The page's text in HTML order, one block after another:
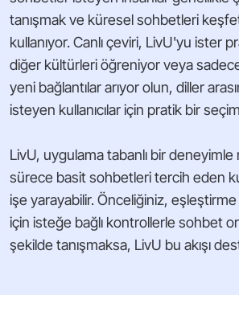
tanışmak ve küresel sohbetleri
kullanıyor. Canlı çeviri, LivU'yu ister
diğer kültürleri öğreniyor veya
yeni bağlantılar arıyor olun, diller
isteyen kullanıcılar için pratik bir
LivU, uygulama tabanlı bir
sürece basit sohbetleri tercih eden
işe yarayabilir. Önceliğiniz,
için isteğe bağlı kontrollerle sohbet
şekilde tanışmaksa, LivU bu akışı